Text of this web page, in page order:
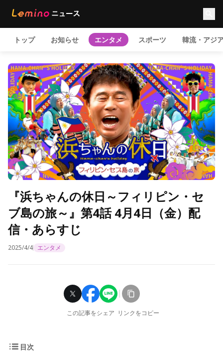
トップ お知らせ エンタメ スポーツ 韓流・アジ
『浜ちゃんの休日～フィリピン・セ
ブ島の旅～』第4話 4月4日（金）配
信・あらすじ
2025/4/4 エンタメ
この記事をシェア リンクをコピー
目次